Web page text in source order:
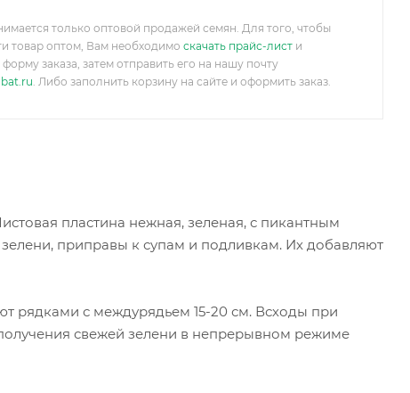
только оптовой продажей семян. Для того, чтобы
товар оптом, Вам необходимо скачать прайс-лист и
заказа, затем отправить его на нашу почту
. Либо заполнить корзину на сайте и оформить заказ.
пластина нежная, зеленая, с пикантным
приправы к супам и подливкам. Их добавляют
рядками с междурядьем 15-20 см. Всходы при
свежей зелени в непрерывном режиме